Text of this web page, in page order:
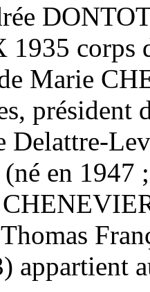
corps
Marie
président
Delattre-
en 1947
appartient